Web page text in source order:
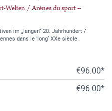
Welten / Arènes du sport –
im „langen“ 20. Jahrhundert /
dans le ‘long’ XXe siècle
€96.00*
€96.00*